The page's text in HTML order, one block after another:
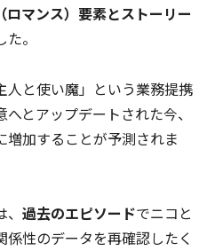
マンス）要素とストーリー
。
人と使い魔」という業務提携
とアップデートされた今、
加することが予測されま
過去のエピソードでニコと
性のデータを再確認したく